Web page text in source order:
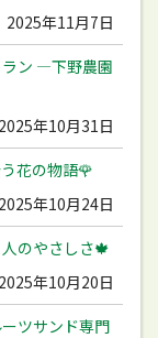
2025年11月7日
ン ―下野農園
2025年10月31日
花の物語🌹
2025年10月24日
のやさしさ🍁
2025年10月20日
ツサンド専門